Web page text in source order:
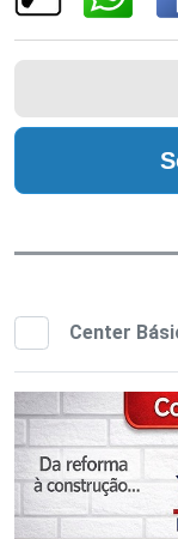
Center